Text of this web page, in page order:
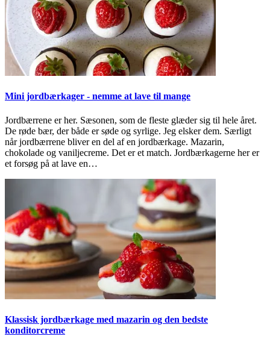
Mini jordbærkager - nemme at lave til mange
Jordbærrene er her. Sæsonen, som de fleste glæder sig til hele året.
De røde bær, der både er søde og syrlige. Jeg elsker dem. Særligt
når jordbærrene bliver en del af en jordbærkage. Mazarin,
chokolade og vaniljecreme. Det er et match. Jordbærkagerne her er
et forsøg på at lave en…
Klassisk jordbærkage med mazarin og den bedste
konditorcreme